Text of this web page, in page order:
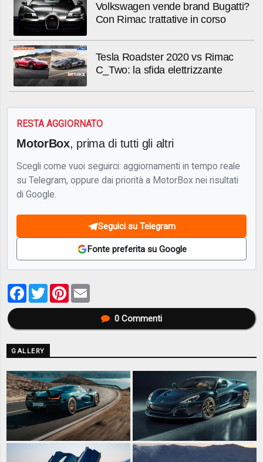
Volkswagen vende brand Bugatti?
Con Rimac trattative in corso
Tesla Roadster 2020 vs Rimac
C_Two: la sfida elettrizzante
RESTA AGGIORNATO
MotorBox, prima di tutti gli altri
Scegli come vuoi seguirci: aggiornamenti in tempo reale
su Telegram, oppure dai priorità a MotorBox nei risultati
di Google.
Seguici su Telegram
Fonte preferita su Google
Facebook
TwitterPinterest
0Commenti
GALLERY